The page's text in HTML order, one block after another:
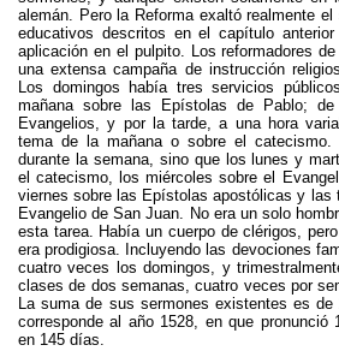
alemán. Pero la Reforma exaltó realmente
educativos descritos en el capítulo
aplicación en el pulpito. Los reformadores
una extensa campaña de instrucción
Los domingos había tres servicios
mañana sobre las Epístolas de Pablo;
Evangelios, y por la tarde, a una hora
tema de la mañana o sobre el
durante la semana, sino que los lunes y
el catecismo, los miércoles sobre el
viernes sobre las Epístolas apostólicas y las
Evangelio de San Juan. No era un solo
esta tarea. Había un cuerpo de clérigos,
era prodigiosa. Incluyendo las devociones
cuatro veces los domingos, y
clases de dos semanas, cuatro veces por
La suma de sus sermones existentes es
corresponde al año 1528, en que pronunció
en 145 días.